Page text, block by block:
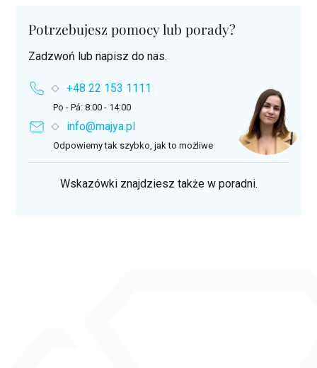
Potrzebujesz pomocy lub porady?
Zadzwoń lub napisz do nas.
+48 22 153 1111
Po - Pá: 8:00 - 14:00
info@majya.pl
Odpowiemy tak szybko, jak to możliwe
Wskazówki znajdziesz także w poradni.